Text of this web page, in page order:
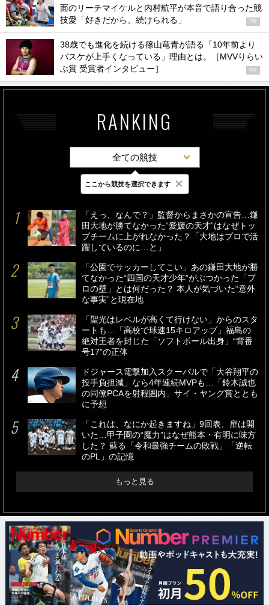
面のリーチマイケルと内村航平が本音で語り合った競
技愛「好きだから、続けられる」
PR
38歳でも進化を続ける篠山竜青が語る「10年前より
バスケが上手くなっている」理由とは。［MVVりらい
ぶ賞 受賞者インタビュー］
PR
RANKING
全ての競技
最新 24時間 週間
「えっ、なんで？」監督からまさかの宣告…鎌
田大地が勝てなかった“愛媛の天才”はなぜトッ
プチームに上がれなかった？「大地はプロで活
躍しているのに…と」
「公園でサッカーしてこい」あの鎌田大地が勝
てなかった“四国の天才少年”がぶつかった「プ
ロの壁」とは何だった？ 本人が気づいた“意外
な事実”と現在地
「聖光はレベルが高くて行けない」からのスタ
ートも…「高校で球速15キロアップ」福島の
絶対王者を封じた「ソフトボール出身」“背番
号17”の正体
ドジャース電撃加入スクーバルで「大谷翔平の
投手負担減」なら4年連続MVPも…「鈴木誠也
の同僚PCAを射程圏内」サイ・ヤング賞ととも
に予想
「これは、なにか起きますね」9回表、扉は開
いた…甲子園の“魔力”はなぜ熊本・有明に味方
した？ 蘇る「令和最強チームの敗戦」「逆転
のPL」の記憶
もっと見る
ここから競技を選択できます ×